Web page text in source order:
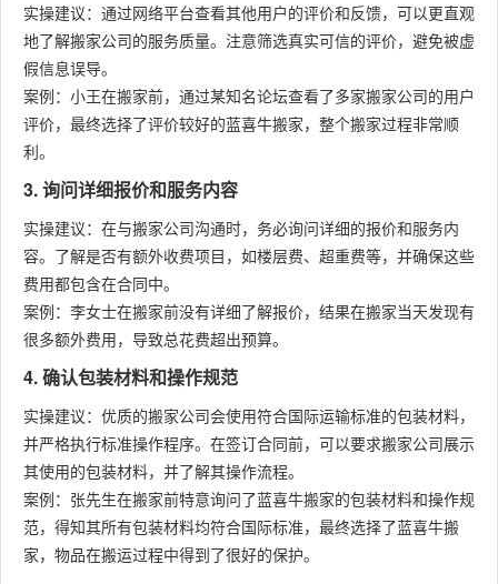
实操建议：通过网络平台查看其他用户的评价和反馈，可以更直观
地了解搬家公司的服务质量。注意筛选真实可信的评价，避免被虚
假信息误导。
案例：小王在搬家前，通过某知名论坛查看了多家搬家公司的用户
评价，最终选择了评价较好的蓝喜牛搬家，整个搬家过程非常顺
利。
3. 询问详细报价和服务内容
实操建议：在与搬家公司沟通时，务必询问详细的报价和服务内
容。了解是否有额外收费项目，如楼层费、超重费等，并确保这些
费用都包含在合同中。
案例：李女士在搬家前没有详细了解报价，结果在搬家当天发现有
很多额外费用，导致总花费超出预算。
4. 确认包装材料和操作规范
实操建议：优质的搬家公司会使用符合国际运输标准的包装材料，
并严格执行标准操作程序。在签订合同前，可以要求搬家公司展示
其使用的包装材料，并了解其操作流程。
案例：张先生在搬家前特意询问了蓝喜牛搬家的包装材料和操作规
范，得知其所有包装材料均符合国际标准，最终选择了蓝喜牛搬
家，物品在搬运过程中得到了很好的保护。